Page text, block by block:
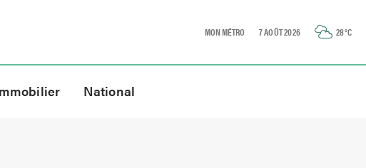
MON MÉTRO 7 AOÛT 2026 28°C
National